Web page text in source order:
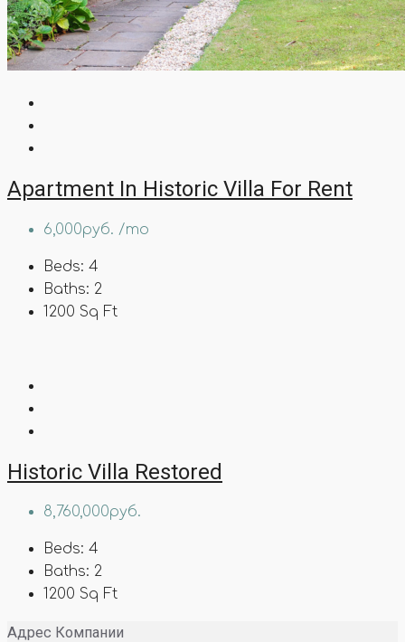
Apartment In Historic Villa For Rent
6,000руб. /mo
Beds: 4
Baths: 2
1200 Sq Ft
Historic Villa Restored
8,760,000руб.
Beds: 4
Baths: 2
1200 Sq Ft
Адрес Компании